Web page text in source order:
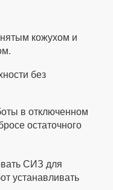
кожухом и
без
в отключенном
остаточного
СИЗ для
устанавливать